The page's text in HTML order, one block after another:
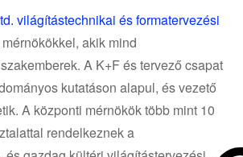
világítástechnikai és formatervezési
akik mind
A K+F és tervező csapat
kutatáson alapul, és vezető
A központi mérnökök több mint 10
rendelkeznek a